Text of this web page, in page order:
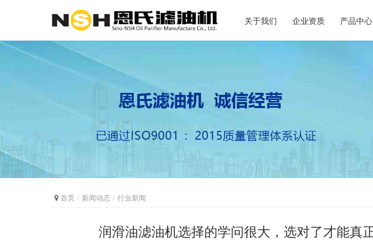
关于我们 企业资质 产品中心
首页 新闻动态 行业新闻
润滑油滤油机选择的学问很大，选对了才能真